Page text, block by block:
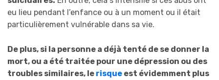
eu lieu pendant l’enfance ou à un moment ou il était
particulièrement vulnérable dans sa vie.
De plus, si la personne a déjà tenté de se donner la
mort, ou a été traitée pour une dépression ou des
troubles similaires, le risque est évidemment plus